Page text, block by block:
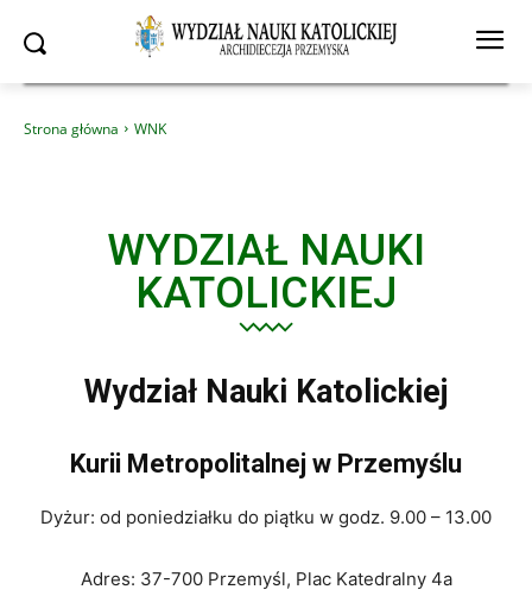
Strona główna WNK
WYDZIAŁ NAUKI
KATOLICKIEJ
Wydział Nauki Katolickiej
Kurii Metropolitalnej w Przemyślu
Dyżur: od poniedziałku do piątku w godz. 9.00 – 13.00
Adres: 37-700 Przemyśl, Plac Katedralny 4a